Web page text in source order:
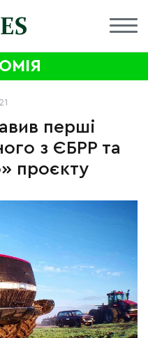
перші
з ЄБРР та
проєкту